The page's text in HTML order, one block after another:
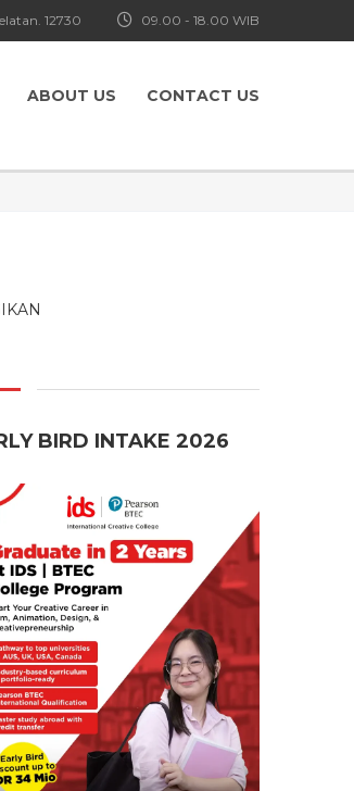
09.00 - 18.00 WIB
12730
ABOUT US CONTACT US
BIRD INTAKE 2026